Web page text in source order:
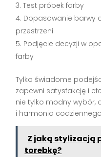
Test próbek farby
Dopasowanie barwy
przestrzeni
Podjęcie decyzji w
farby
Tylko świadome
zapewni satysfakcję i
nie tylko modny wybór,
i harmonia
Z jaką stylizacją
torebkę?